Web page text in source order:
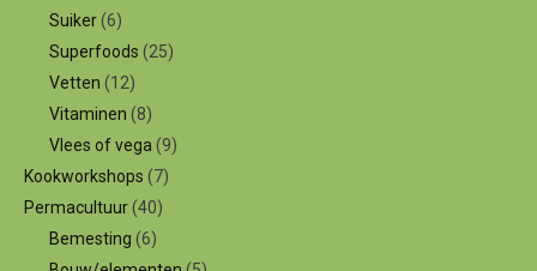
Suiker(6)
Superfoods (25)
Vetten (12)
Vitaminen (8)
Vlees of vega (9)
Kookworkshops (7)
Permacultuur(40)
Bemesting (6)